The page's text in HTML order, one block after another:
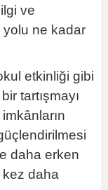
ve
ne kadar
etkinliği gibi
tartışmayı
daha erken
kez daha